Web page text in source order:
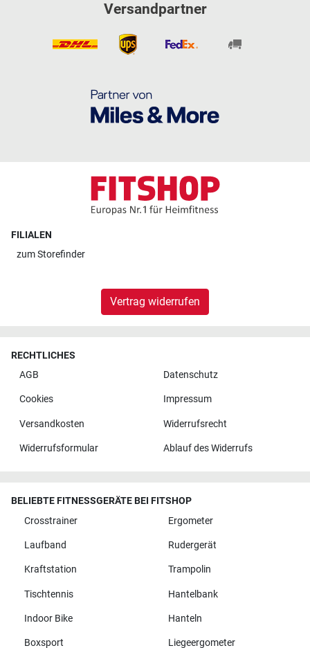
Versandpartner
FILIALEN
zumStorefinder
Vertrag widerrufen
RECHTLICHES
AGB
Datenschutz
Cookies Impressum
Versandkosten Widerrufsrecht
Widerrufsformular Ablauf des Widerrufs
BELIEBTE FITNESSGERÄTE BEI FITSHOP
Crosstrainer
Ergometer
Laufband Rudergerät
Kraftstation Trampolin
Tischtennis Hantelbank
Indoor Bike Hanteln
Boxsport Liegeergometer